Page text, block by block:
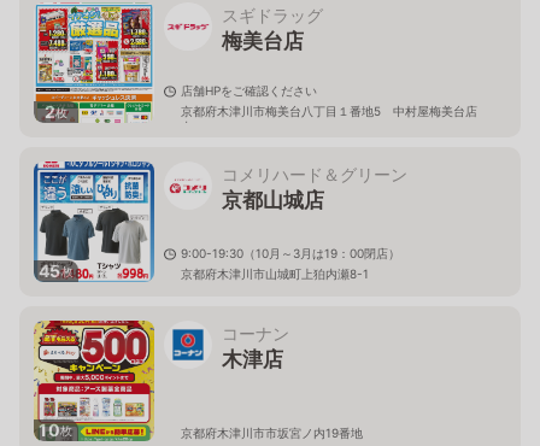
2枚
スギドラッグ
梅美台店
店舗HPをご確認ください
京都府木津川市梅美台八丁目１番地5 中村屋梅美台店
内
45枚
コメリハード＆グリーン
京都山城店
9:00-19:30（10月～3月は19：00閉店）
京都府木津川市山城町上狛内瀬8-1
10枚
コーナン
木津店
京都府木津川市市坂宮ノ内19番地